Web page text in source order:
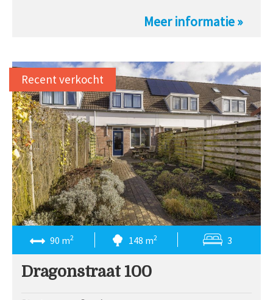
Meer informatie »
90 m2 148 m2 3
Dragonstraat 100
Recent verkocht